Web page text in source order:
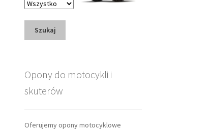
Szukaj
Opony do motocykli i
skuterów
Oferujemy opony motocyklowe